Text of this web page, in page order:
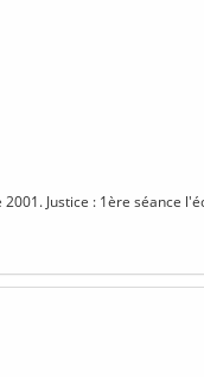
2001. Justice : 1ère séance